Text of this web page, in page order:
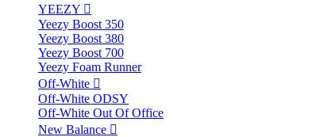
YEEZY
Yeezy Boost 350
Yeezy Boost 380
Yeezy Boost 700
Yeezy Foam Runner
Off-White
Off-White ODSY
Off-White Out Of Office
New Balance